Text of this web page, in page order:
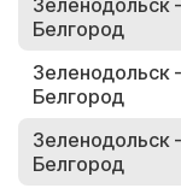
Зеленодольск -
Белгород
Зеленодольск -
Белгород
Зеленодольск -
Белгород